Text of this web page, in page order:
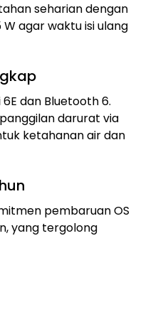
seharian dengan
agar waktu isi ulang
dan Bluetooth 6.
darurat via
ketahanan air dan
pembaruan OS
yang tergolong